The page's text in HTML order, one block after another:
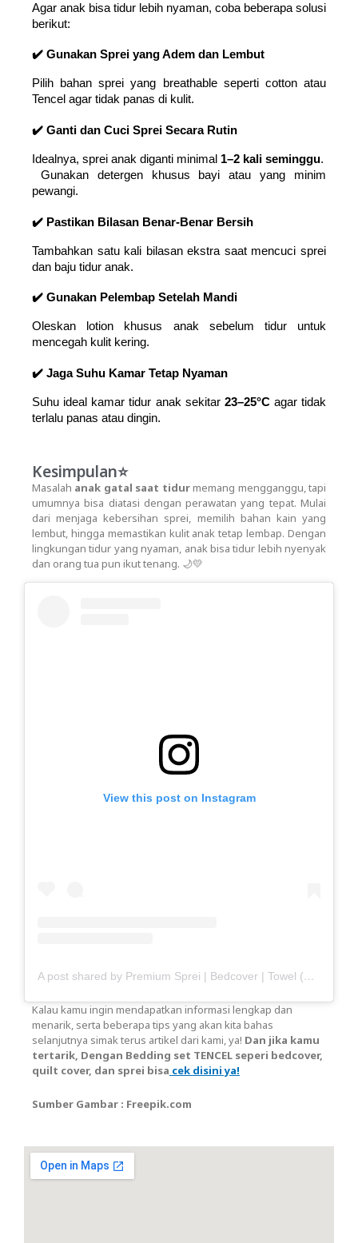
Agar anak bisa tidur lebih nyaman, coba beberapa solusi
berikut:
✔️ Gunakan Sprei yang Adem dan Lembut
Pilih bahan sprei yang breathable seperti cotton atau
Tencel agar tidak panas di kulit.
✔️ Ganti dan Cuci Sprei Secara Rutin
Idealnya, sprei anak diganti minimal 1–2 kali seminggu.
pewangi.
✔️ Pastikan Bilasan Benar-Benar Bersih
Tambahkan satu kali bilasan ekstra saat mencuci sprei
dan baju tidur anak.
✔️ Gunakan Pelembap Setelah Mandi
Oleskan lotion khusus anak sebelum tidur untuk
mencegah kulit kering.
✔️ Jaga Suhu Kamar Tetap Nyaman
Suhu ideal kamar tidur anak sekitar 23–25°C agar tidak
terlalu panas atau dingin.
Kesimpulan⭐
Masalah anak gatal saat tidurmemang mengganggu, tapi
umumnya bisa diatasi dengan perawatan yang tepat. Mulai
dari menjaga kebersihan sprei, memilih bahan kain yang
lembut, hingga memastikan kulit anak tetap lembap. Dengan
lingkungan tidur yang nyaman, anak bisa tidur lebih nyenyak
dan orang tua pun ikut tenang. 🌙💛
View this post on Instagram
A post shared by Premium Sprei | Bedcover | Towel (@haisante)
Kalau kamu ingin mendapatkan informasi lengkap dan
menarik, serta beberapa tips yang akan kita bahas
selanjutnya simak terus artikel dari kami, ya! Dan jika kamu
tertarik, Dengan Bedding set TENCEL seperi bedcover,
quilt cover, dan sprei bisa cek disini ya!
Sumber Gambar : Freepik.com